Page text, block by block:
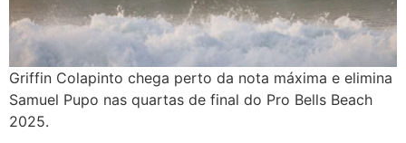
Griffin Colapinto chega perto da nota máxima e elimina
Samuel Pupo nas quartas de final do Pro Bells Beach
2025.